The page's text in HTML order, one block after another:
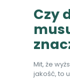
Czy
Mit, że
jakość, to